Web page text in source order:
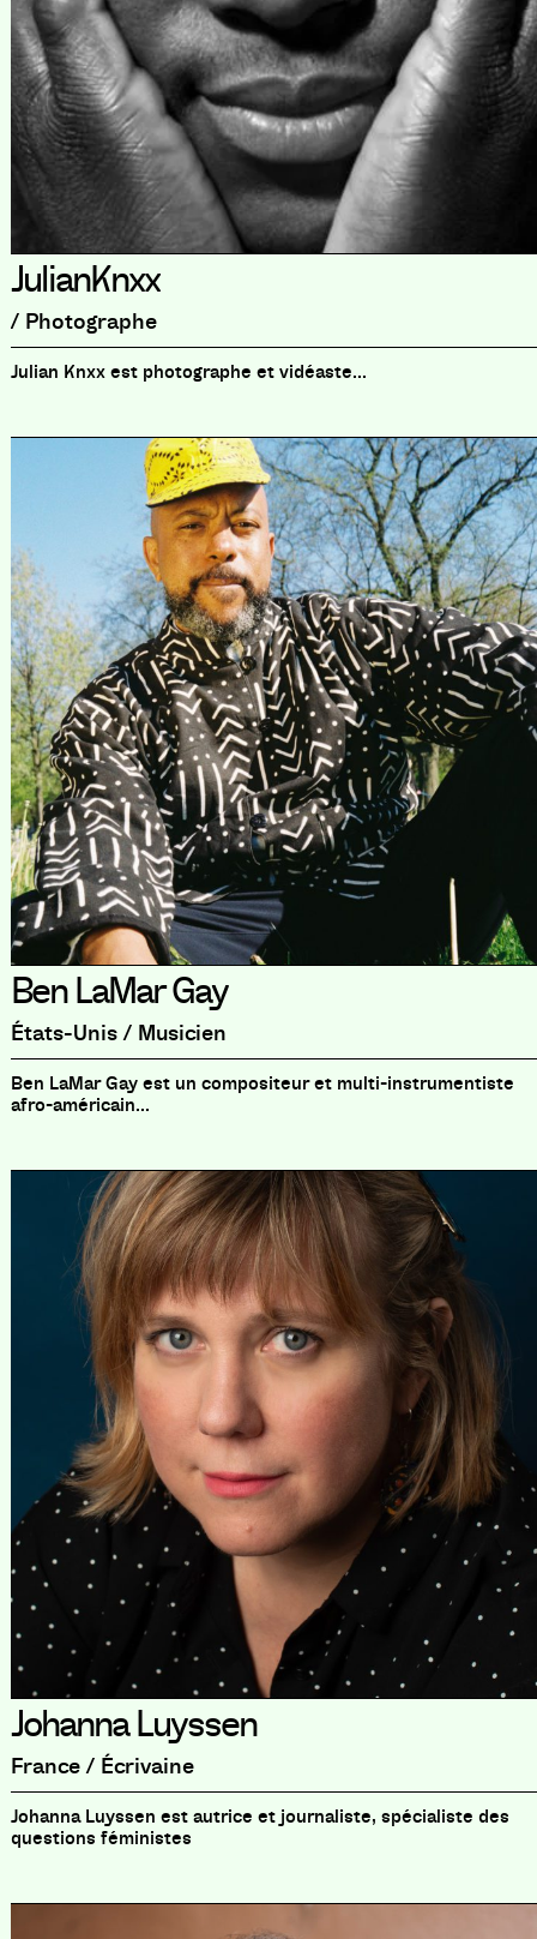
JulianKnxx
/ Photographe
Julian Knxx est photographe et vidéaste...
Ben LaMar Gay
États-Unis / Musicien
Ben LaMar Gay est un compositeur et multi-instrumentiste
afro-américain...
Johanna Luyssen
France / Écrivaine
Johanna Luyssen est autrice et journaliste, spécialiste des
questions féministes